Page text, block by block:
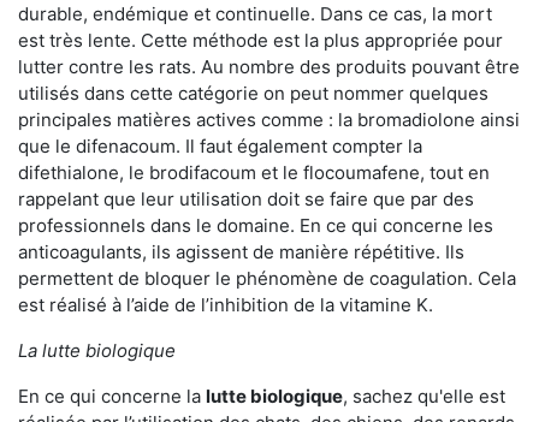
durable, endémique et continuelle. Dans ce cas, la mort
est très lente. Cette méthode est la plus appropriée pour
lutter contre les rats. Au nombre des produits pouvant être
utilisés dans cette catégorie on peut nommer quelques
principales matières actives comme : la bromadiolone ainsi
que le difenacoum. Il faut également compter la
difethialone, le brodifacoum et le flocoumafene, tout en
rappelant que leur utilisation doit se faire que par des
professionnels dans le domaine. En ce qui concerne les
anticoagulants, ils agissent de manière répétitive. Ils
permettent de bloquer le phénomène de coagulation. Cela
est réalisé à l’aide de l’inhibition de la vitamine K.
La lutte biologique
En ce qui concerne la lutte biologique, sachez qu'elle est